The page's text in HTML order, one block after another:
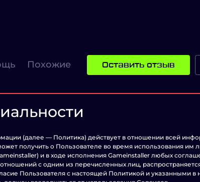
Похожие Оставить отзыв
(далее — Политика) действует в отношении всей
получить о Пользователе во время использования им
и в ходе исполнения Gameinstaller любых
с одним из перечисленных лиц,
Пользователя с настоящей Политикой и указанными